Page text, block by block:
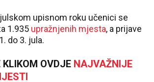
upisnom roku učenici se
1.935 upražnjenih mjesta, a prijave
do 3. jula.
OVDJE NAJVAŽNIJE